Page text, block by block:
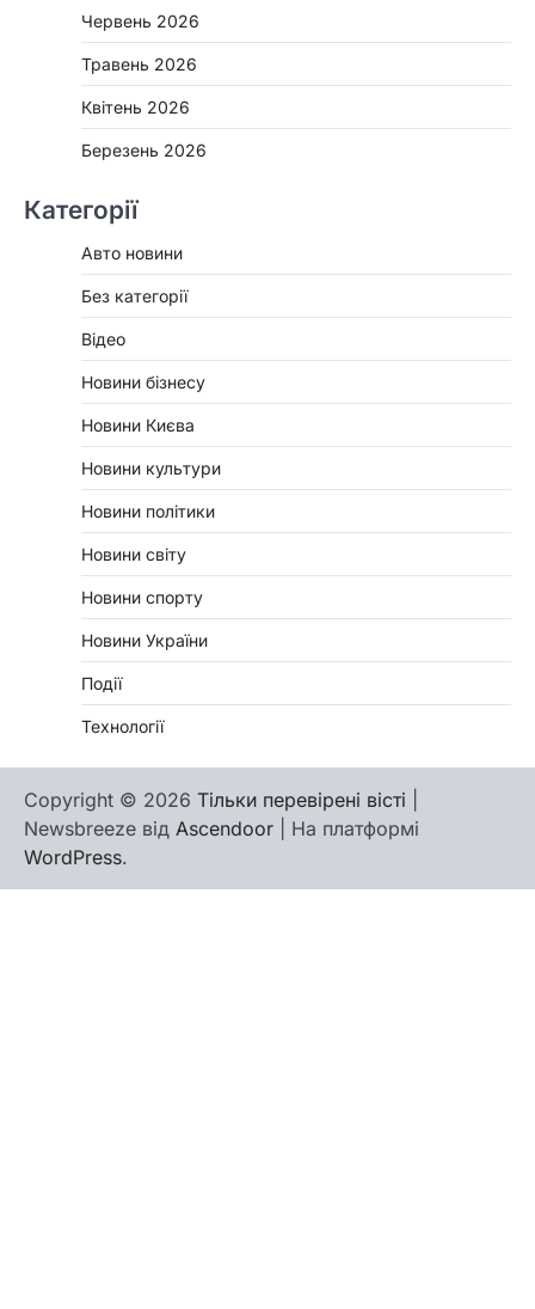
Червень 2026
Травень 2026
Квітень 2026
Березень 2026
Категорії
Авто новини
Без категорії
Відео
Новини бізнесу
Новини Києва
Новини культури
Новини політики
Новини світу
Новини спорту
Новини України
Події
Технології
Copyright © 2026 Тільки перевірені вісті
Newsbreeze від Ascendoor | На платформі
WordPress.